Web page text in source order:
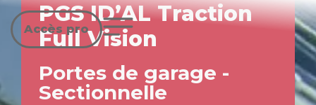
Accès pro
PGS ID’AL Traction
Full Vision
Portes de garage -
Sectionnelle